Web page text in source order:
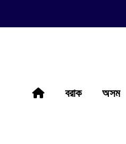
বরাক অসম